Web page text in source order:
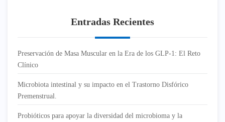
Entradas Recientes
Preservación de Masa Muscular en la Era de los GLP-1: El Reto
Clínico
Microbiota intestinal y su impacto en el Trastorno Disfórico
Premenstrual.
Probióticos para apoyar la diversidad del microbioma y la